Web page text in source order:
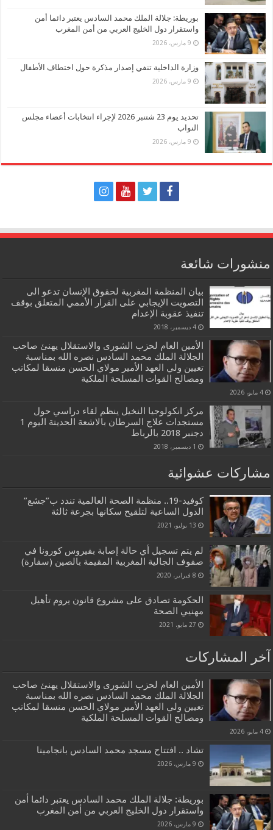
بوريطة: جلالة الملك محمد السادس يعتبر دائما أمن
واستقرار دول الخليج العربي من أمن المغرب
9 مارس، 2026
وزارة الداخلية تنفي إصدار مذكرة حول اختطاف الأطفال
9 مارس، 2026
تحديد يوم 23 شتنبر 2026 لإجراء انتخابات أعضاء مجلس
النواب
9 مارس، 2026
منشورات شائعة
بيان المنظمة المغربية لحقوق الإنسان تدعو الى
التصويت الإيجابي على القرار الأممي المتعلق بوقف
تنفيذ عقوبة الإعدام
4 ديسمبر، 2018
الأمين العام لحزب الشورى والاستقلال يهنئ صاحب
الجلالة الملك محمد السادس نصره الله بمناسبة
تعيين ولي العهد الأمير مولاي الحسن منسقا لمكاتب
ومصالح القوات المسلحة الملكية
4 مايو، 2026
مركز انكولوجيا النخيل ينظم لقاء دراسي حول
مستجدات علاج السرطان بالاشعة الحديتة اليوم 1
دجنبر 2018 بالرباط
1 ديسمبر، 2018
مشاركات عشوائية
كوفيد-19.. منظمة الصحة العالمية تندد ب”جشع”
الدول الساعية لتلقيح سكانها بجرعة ثالثة
13 يوليو، 2021
لم يتم تسجيل أي حالة إصابة بفيروس كورونا في
صفوف الجالية المغربية المقيمة بالصين (سفارة)
8 فبراير، 2020
الحكومة تصادق على مشروع قانون يروم تأهيل
مهنيي الصحة
27 مايو، 2021
آخر المشاركات
الأمين العام لحزب الشورى والاستقلال يهنئ صاحب
الجلالة الملك محمد السادس نصره الله بمناسبة
تعيين ولي العهد الأمير مولاي الحسن منسقا لمكاتب
ومصالح القوات المسلحة الملكية
4 مايو، 2026
تشاد .. افتتاح مسجد محمد السادس بانجامينا
9 مارس، 2026
بوريطة: جلالة الملك محمد السادس يعتبر دائما أمن
واستقرار دول الخليج العربي من أمن المغرب
9 مارس، 2026